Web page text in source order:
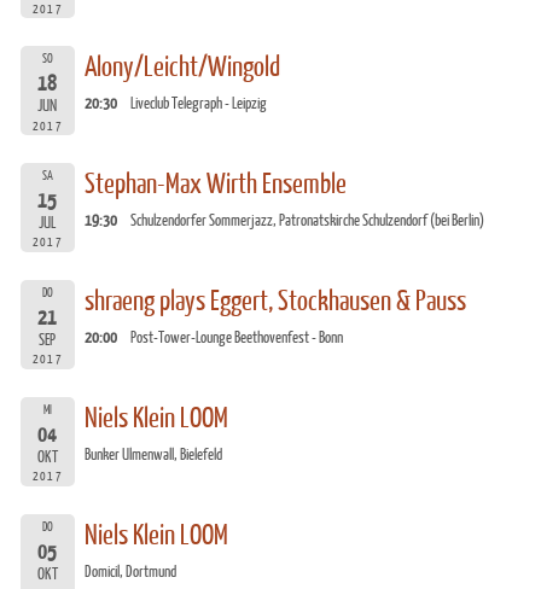
2017
SO
18
JUN
2017
Alony/Leicht/Wingold
20:30 Liveclub Telegraph - Leipzig
SA
15
JUL
2017
Stephan-Max Wirth Ensemble
19:30 Schulzendorfer Sommerjazz, Patronatskirche Schulzendorf (bei Berlin)
DO
21
SEP
2017
shraeng plays Eggert, Stockhausen & Pauss
20:00 Post-Tower-Lounge Beethovenfest - Bonn
MI
04
OKT
2017
Niels Klein LOOM
Bunker Ulmenwall, Bielefeld
DO
05
OKT
Niels Klein LOOM
Domicil, Dortmund